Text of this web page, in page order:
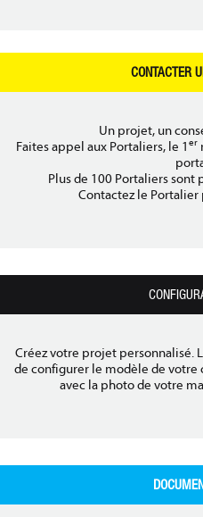
CONTACTER
Un projet, un
Faites appel aux Portaliers, le 1 er
Plus de 100 Portaliers sont
Contactez le Portalier
Créez votre projet personnalisé.
de configurer le modèle de
avec la photo de votre